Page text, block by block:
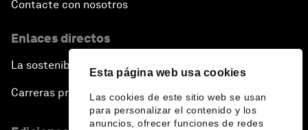
Esta página web usa cookies
Las cookies de este sitio web se usan
para personalizar el contenido y los
anuncios, ofrecer funciones de redes
Contacte con nosotros
Enlaces directos
La sostenibilidad en el Foro
Carreras profesionales